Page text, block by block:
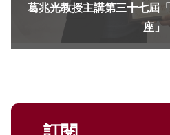
葛兆光教授主講第三十七屆
座」